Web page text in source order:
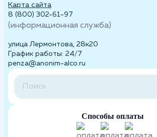
Карта сайта
8 (800) 302-61-97
(информационная служба)
улица Лермонтова, 28к20
График работы: 24/7
penza@anonim-alco.ru
Способы оплаты